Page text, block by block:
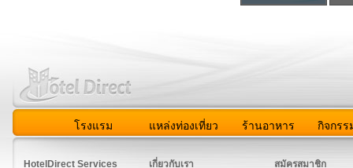
โรงแรม แหล่งท่องเที่ยว ร้านอาหาร กิจกรร
HotelDirect Services
เกี่ยวกับเรา
สมัครสมาชิก